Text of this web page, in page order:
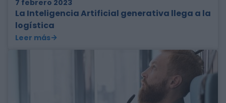
7 febrero 2023
La Inteligencia Artificial generativa llega a la
logística
Leer más